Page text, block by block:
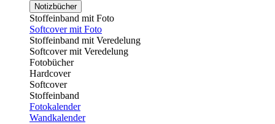
Notizbücher
Stoffeinband mit Foto
Softcover mit Foto
Stoffeinband mit Veredelung
Softcover mit Veredelung
Fotobücher
Hardcover
Softcover
Stoffeinband
Fotokalender
Wandkalender